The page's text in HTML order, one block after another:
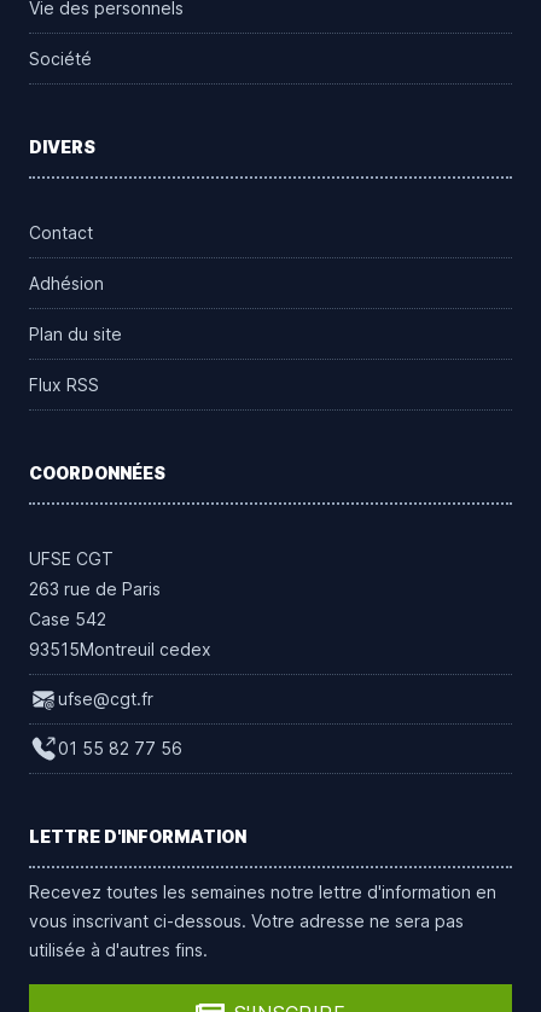
Vie des personnels
Société
DIVERS
Contact
Adhésion
Plan du site
Flux RSS
COORDONNÉES
UFSE CGT
263 rue de Paris
Case 542
93515Montreuil cedex
ufse@cgt.fr
01 55 82 77 56
LETTRE D'INFORMATION
Recevez toutes les semaines notre lettre d'information en
vous inscrivant ci-dessous. Votre adresse ne sera pas
utilisée à d'autres fins.